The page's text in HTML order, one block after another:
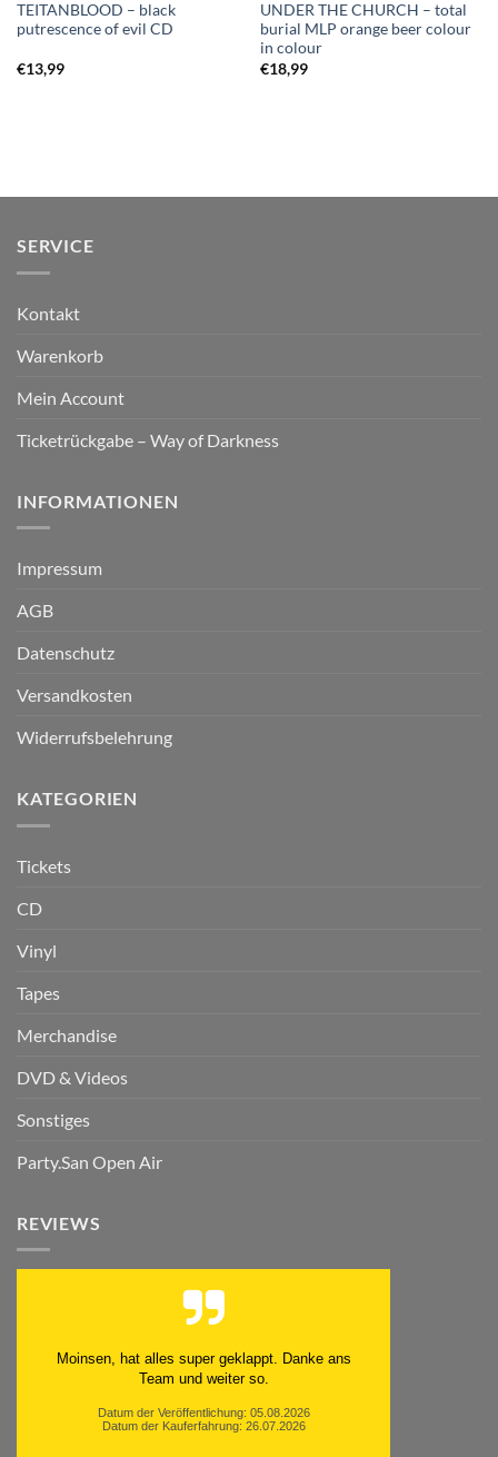
TEITANBLOOD – black
putrescence of evil CD
€13,99
UNDER THE CHURCH – total
burial MLP orange beer colour
in colour
€18,99
SERVICE
Kontakt
Warenkorb
Mein Account
Ticketrückgabe – Way of Darkness
INFORMATIONEN
Impressum
AGB
Datenschutz
Versandkosten
Widerrufsbelehrung
KATEGORIEN
Tickets
CD
Vinyl
Tapes
Merchandise
DVD & Videos
Sonstiges
Party.San Open Air
REVIEWS
Moinsen, hat alles super geklappt. Danke ans
Team und weiter so.
Datum der Veröffentlichung: 05.08.2026
Datum der Kauferfahrung: 26.07.2026